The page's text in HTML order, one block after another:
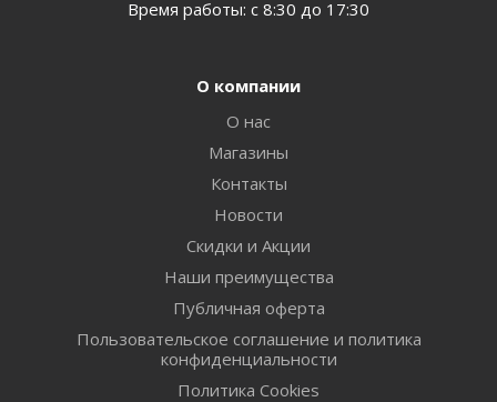
Время работы: с 8:30 до 17:30
О компании
О нас
Магазины
Контакты
Новости
Скидки и Акции
Наши преимущества
Публичная оферта
Пользовательское соглашение и политика
конфиденциальности
Политика Cookies